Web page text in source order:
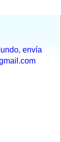
envía